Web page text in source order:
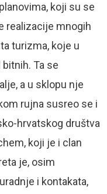
koji su se
realizacije mnogih
turizma, koje u
Ta se
a u sklopu nje
rujna susreo se i
hrvatskog društva
koji je i clan
je, osim
i kontakata,